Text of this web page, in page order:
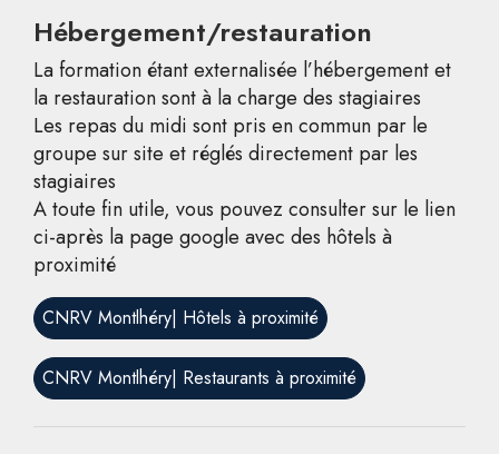
Hébergement/restauration
La formation étant externalisée l’hébergement et
la restauration sont à la charge des stagiaires
Les repas du midi sont pris en commun par le
groupe sur site et réglés directement par les
stagiaires
A toute fin utile, vous pouvez consulter sur le lien
ci-après la page google avec des hôtels à
proximité
CNRV Montlhéry| Hôtels à proximité
CNRV Montlhéry| Restaurants à proximité